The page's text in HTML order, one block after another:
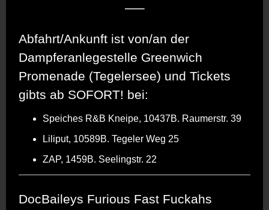
—–
Abfahrt/Ankunft ist von/an der
Dampferanlegestelle Greenwich
Promenade (Tegelersee) und Tickets
gibts ab SOFORT! bei:
Speiches R&B Kneipe, 10437B. Raumerstr. 39
Liliput, 10589B. Tegeler Weg 25
ZAP, 1459B. Seelingstr. 22
DocBaileys Furious Fast Fuckahs